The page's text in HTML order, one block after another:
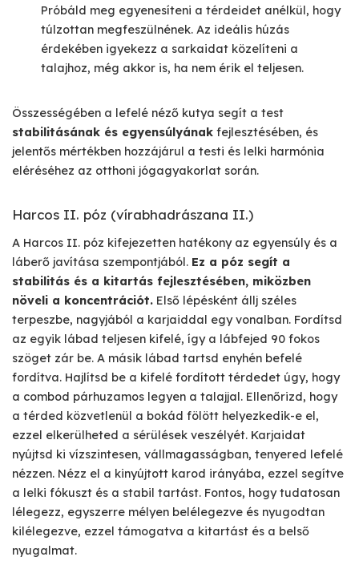
Próbáld meg egyenesíteni a térdeidet anélkül, hogy
túlzottan megfeszülnének. Az ideális húzás
érdekében igyekezz a sarkaidat közelíteni a
talajhoz, még akkor is, ha nem érik el teljesen.
Összességében a lefelé néző kutya segít a test
stabilitásának és egyensúlyának fejlesztésében, és
jelentős mértékben hozzájárul a testi és lelki harmónia
eléréséhez az otthoni jógagyakorlat során.
Harcos II. póz (vírabhadrászana II.)
A Harcos II. póz kifejezetten hatékony az egyensúly és a
láberő javítása szempontjából. Ez a póz segít a
stabilitás és a kitartás fejlesztésében, miközben
növeli a koncentrációt. Első lépésként állj széles
terpeszbe, nagyjából a karjaiddal egy vonalban. Fordítsd
az egyik lábad teljesen kifelé, így a lábfejed 90 fokos
szöget zár be. A másik lábad tartsd enyhén befelé
fordítva. Hajlítsd be a kifelé fordított térdedet úgy, hogy
a combod párhuzamos legyen a talajjal. Ellenőrizd, hogy
a térded közvetlenül a bokád fölött helyezkedik-e el,
ezzel elkerülheted a sérülések veszélyét. Karjaidat
nyújtsd ki vízszintesen, vállmagasságban, tenyered lefelé
nézzen. Nézz el a kinyújtott karod irányába, ezzel segítve
a lelki fókuszt és a stabil tartást. Fontos, hogy tudatosan
lélegezz, egyszerre mélyen belélegezve és nyugodtan
kilélegezve, ezzel támogatva a kitartást és a belső
nyugalmat.